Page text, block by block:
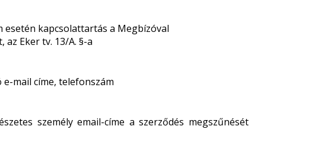
esetén kapcsolattartás a Megbízóval
az Eker tv. 13/A. §-a
mail címe, telefonszám
személy email-címe a szerződés megszűnését